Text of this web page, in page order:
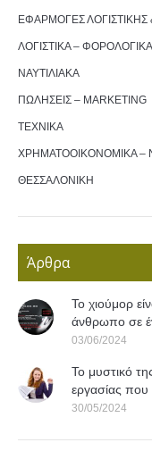
ΕΦΑΡΜΟΓΕΣ ΛΟΓΙΣΤΙΚΗΣ
ΛΟΓΙΣΤΙΚΑ – ΦΟΡΟΛΟΓΙΚΑ
ΝΑΥΤΙΛΙΑΚΑ
ΠΩΛΗΣΕΙΣ – MARKETING
ΤΕΧΝΙΚΑ
ΧΡΗΜΑΤΟΟΙΚΟΝΟΜΙΚΑ –
ΘΕΣΣΑΛΟΝΙΚΗ
Άρθρα
Το χιούμορ
άνθρωπο σε
03/06/2024
Το μυστικό
εργασίας που
30/05/2024